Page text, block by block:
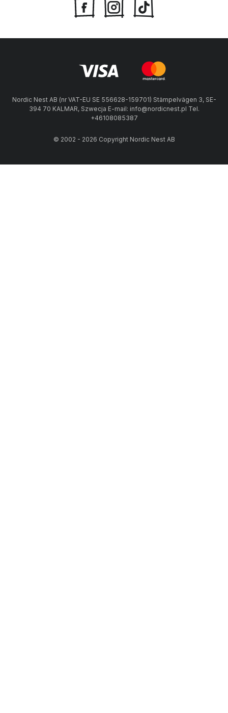
Nordic Nest AB (nr VAT-EU SE 556628-159701) Stämpelvägen 3, SE-
394 70 KALMAR, Szwecja E-mail: info@nordicnest.pl Tel.
+46108085387
© 2002 - 2026 Copyright Nordic Nest AB